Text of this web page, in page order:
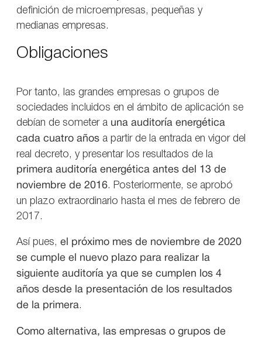
definición de microempresas, pequeñas y
medianas empresas.
Obligaciones
Por tanto, las grandes empresas o grupos de
sociedades incluidos en el ámbito de aplicación se
debían de someter a una auditoría energética
cada cuatro años a partir de la entrada en vigor del
real decreto, y presentar los resultados de la
primera auditoría energética antes del 13 de
noviembre de 2016. Posteriormente, se aprobó
un plazo extraordinario hasta el mes de febrero de
2017.
Así pues, el próximo mes de noviembre de 2020
se cumple el nuevo plazo para realizar la
siguiente auditoría ya que se cumplen los 4
años desde la presentación de los resultados
de la primera.
Como alternativa, las empresas o grupos de